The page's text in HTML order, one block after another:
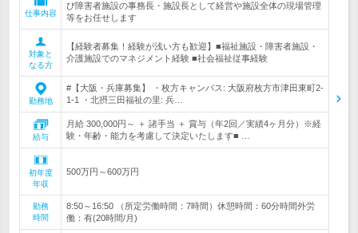
仕事内容
び障害者施設の事務長・施設長として経営や施設全体の現場管理
等をお任せします
対象と
なる方
【経験者募集！経験が浅い方も歓迎】■福祉施設・障害者施設・
介護施設でのマネジメント経験 ■社会福祉従事経験
勤務地
#【大阪・兵庫募集】 ・枚方キャンパス: 大阪府枚方市津田東町2-
1-1 ・北摂三田福祉の里: 兵…
給与
月給 300,000円～ ＋ 諸手当 ＋ 賞与（年2回／実績4ヶ月分）※経
験・年齢・能力を考慮して決定いたします■ …
初年度
年収
500万円～600万円
勤務
時間
8:50～16:50 （所定労働時間：7時間）休憩時間：60分時間外労
働：有(20時間/月)